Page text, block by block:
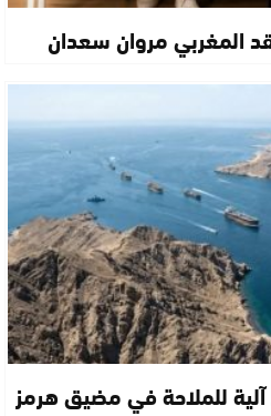
المغربي مروان سعدان
آلية للملاحة في مضيق هرمز